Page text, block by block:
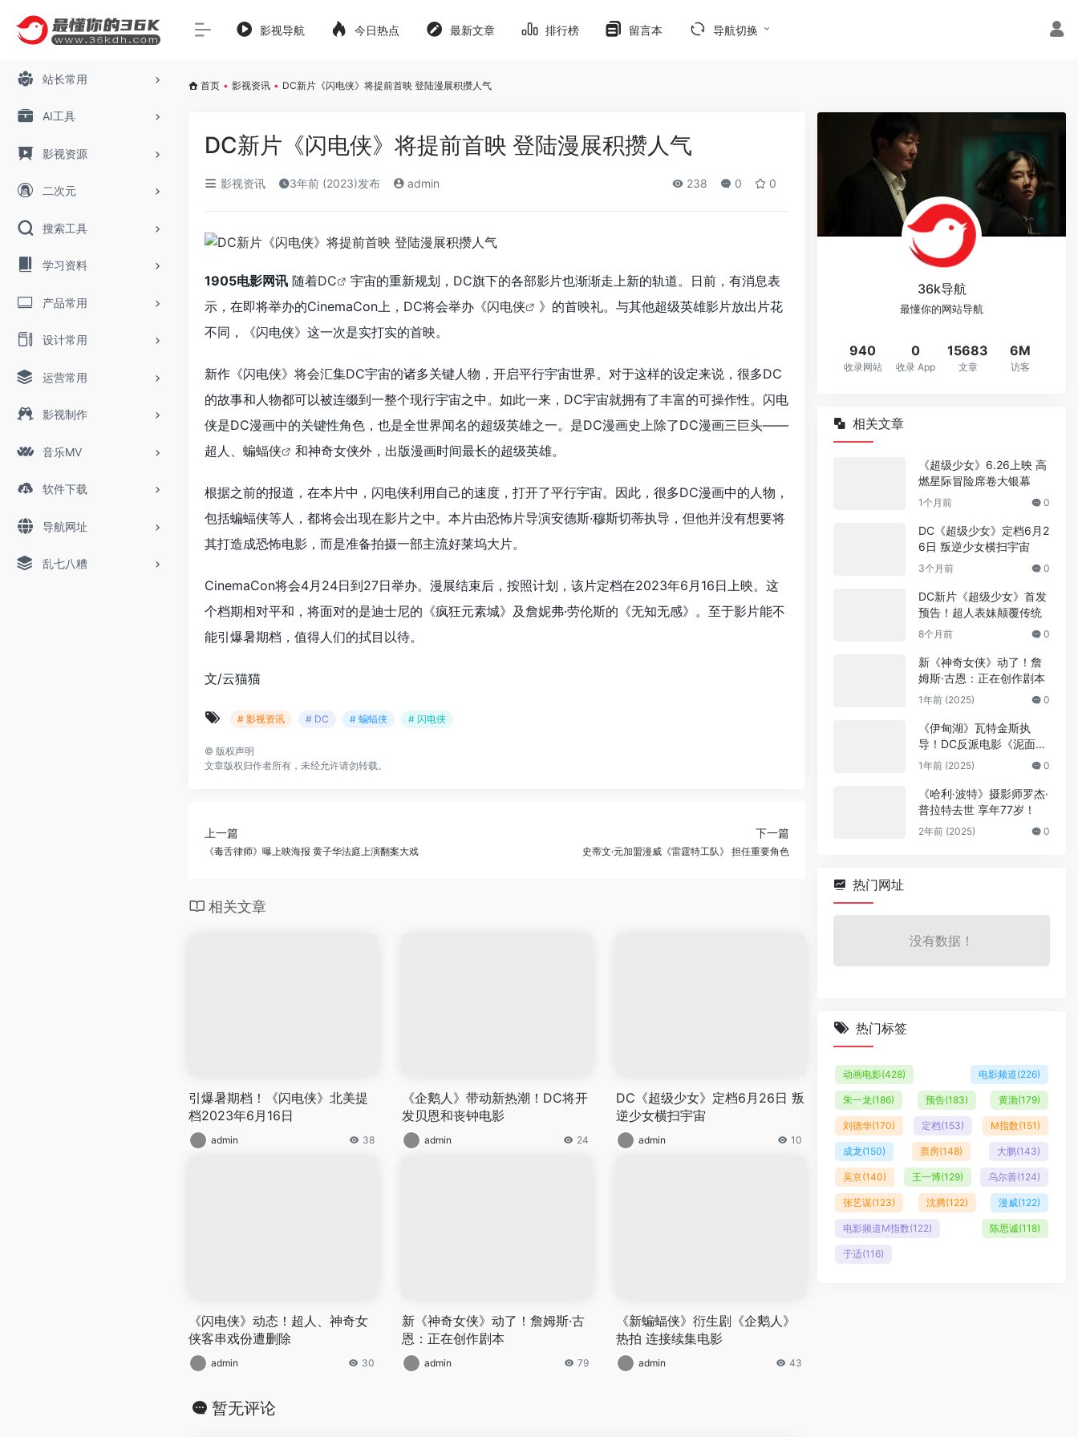
站长常用
AI工具
影视资源
二次元
搜索工具
学习资料
产品常用
设计常用
运营常用
影视制作
音乐MV
软件下载
导航网址
乱七八糟
影视导航 今日热点 最新文章 排行榜 留言本 导航切换
首页 • 影视资讯 • DC新片《闪电侠》将提前首映 登陆漫展积攒人气
DC新片《闪电侠》将提前首映 登陆漫展积攒人气
影视资讯 3年前 (2023)发布 admin 238 0 0
1905电影网讯 随着DC
宇宙的重新规划，DC旗下的各部影片也渐渐走上新的轨道。日前，有消息表
示，在即将举办的CinemaCon上，DC将会举办《闪电侠
》的首映礼。与其他超级英雄影片放出片花
不同，《闪电侠》这一次是实打实的首映。
新作《闪电侠》将会汇集DC宇宙的诸多关键人物，开启平行宇宙世界。对于这样的设定来说，很多DC
的故事和人物都可以被连缀到一整个现行宇宙之中。如此一来，DC宇宙就拥有了丰富的可操作性。闪电
侠是DC漫画中的关键性角色，也是全世界闻名的超级英雄之一。是DC漫画史上除了DC漫画三巨头——
超人、 蝙蝠侠 和神奇女侠外，出版漫画时间最长的超级英雄。
根据之前的报道，在本片中，闪电侠利用自己的速度，打开了平行宇宙。因此，很多DC漫画中的人物，
包括蝙蝠侠等人，都将会出现在影片之中。本片由恐怖片导演安德斯·穆斯切蒂执导，但他并没有想要将
其打造成恐怖电影，而是准备拍摄一部主流好莱坞大片。
CinemaCon将会4月24日到27日举办。漫展结束后，按照计划，该片定档在2023年6月16日上映。这
个档期相对平和，将面对的是迪士尼的《疯狂元素城》及詹妮弗·劳伦斯的《无知无感》。至于影片能不
能引爆暑期档，值得人们的拭目以待。
文/云猫猫
# 影视资讯 # DC # 蝙蝠侠 # 闪电侠
© 版权声明
文章版权归作者所有，未经允许请勿转载。
上一篇
《毒舌律师》曝上映海报 黄子华法庭上演翻案大戏
下一篇
史蒂文·元加盟漫威《雷霆特工队》 担任重要角色
相关文章
引爆暑期档！《闪电侠》北美提
档2023年6月16日
admin 38
《企鹅人》带动新热潮！DC将开
发贝恩和丧钟电影
admin 24
DC《超级少女》定档6月26日 叛
逆少女横扫宇宙
admin 10
《闪电侠》动态！超人、神奇女
侠客串戏份遭删除
admin 30
新《神奇女侠》动了！詹姆斯·古
恩：正在创作剧本
admin 79
《新蝙蝠侠》衍生剧《企鹅人》
热拍 连接续集电影
admin 43
暂无评论
36k导航
最懂你的网站导航
940
收录网站
0
收录 App
15683
文章
6M
访客
相关文章
《超级少女》6.26上映 高
燃星际冒险席卷大银幕
1个月前 0
DC《超级少女》定档6月2
6日 叛逆少女横扫宇宙
3个月前 0
DC新片《超级少女》首发
预告！超人表妹颠覆传统
8个月前 0
新《神奇女侠》动了！詹
姆斯·古恩：正在创作剧本
1年前 (2025) 0
《伊甸湖》瓦特金斯执
导！DC反派电影《泥面
人》
1年前 (2025) 0
《哈利·波特》摄影师罗杰·
普拉特去世 享年77岁！
2年前 (2025) 0
热门网址
没有数据！
热门标签
动画电影(428) 电影频道(226)
朱一龙(186) 预告(183) 黄渤(179)
刘德华(170) 定档(153) M指数(151)
成龙(150) 票房(148) 大鹏(143)
吴京(140) 王一博(129) 乌尔善(124)
张艺谋(123) 沈腾(122) 漫威(122)
电影频道M指数(122) 陈思诚(118)
于适(116)